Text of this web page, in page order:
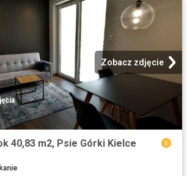
Zobacz zdjęcie
40,83 m2, Psie Górki Kielce